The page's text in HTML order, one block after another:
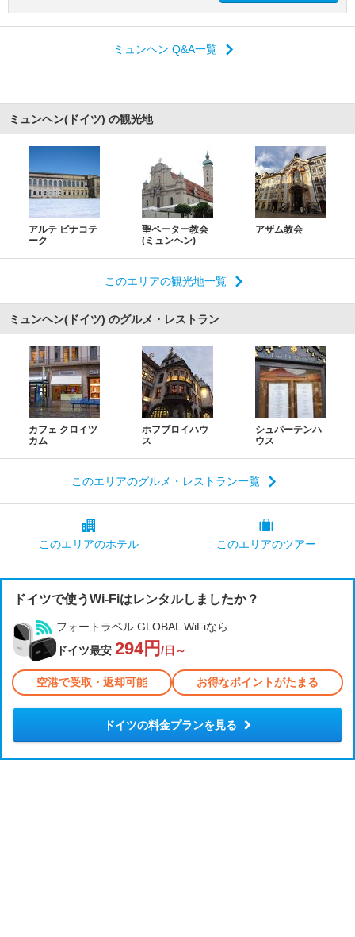
ミュンヘン Q&A一覧
ミュンヘン(ドイツ) の観光地
アルテ ピナコテ
ーク
聖ペーター教会
(ミュンヘン)
アザム教会
このエリアの観光地一覧
ミュンヘン(ドイツ) のグルメ・レストラン
カフェ クロイツ
カム
ホフブロイハウ
ス
シュパーテンハ
ウス
このエリアのグルメ・レストラン一覧
このエリアのホテル このエリアのツアー
ドイツで使うWi-Fiはレンタルしましたか？
フォートラベル GLOBAL WiFiなら
ドイツ最安 294円 /日～
空港で受取・返却可能 お得なポイントがたまる
ドイツの料金プランを見る